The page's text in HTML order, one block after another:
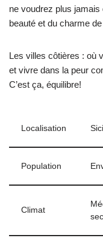
ne voudrez plus jamais
beauté et du charme
Les villes côtières : où
et vivre dans la peur
C’est ça, équilibre!
Localisation
Population
Climat